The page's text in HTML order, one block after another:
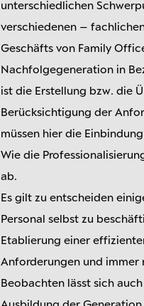
unterschiedlichen
verschiedenen –
Geschäfts von Family
Nachfolgegeneration in
ist die Erstellung bzw. die
Berücksichtigung der
müssen hier die
Wie die
ab.
Es gilt zu entscheiden
Personal selbst zu
Etablierung einer
Anforderungen und immer
Beobachten lässt sich